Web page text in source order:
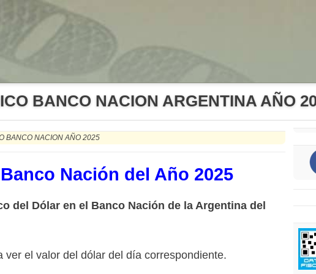
BANCO NACION ARGENTINA AÑO
BANCO NACION AÑO 2025
Nación del Año 2025
del Dólar en el Banco Nación de la Argentina del
el valor del dólar del día correspondiente.